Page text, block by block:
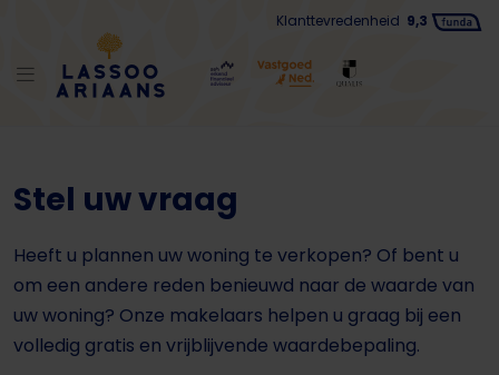
Klanttevredenheid 9,3
Stel uw vraag
Heeft u plannen uw woning te verkopen? Of bent u
om een andere reden benieuwd naar de waarde van
uw woning? Onze makelaars helpen u graag bij een
volledig gratis en vrijblijvende waardebepaling.